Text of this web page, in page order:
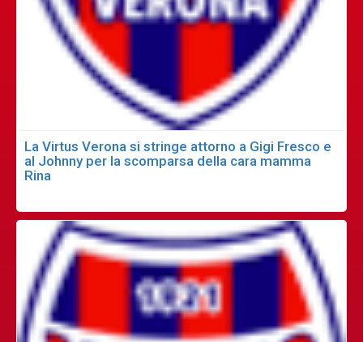
La Virtus Verona si stringe attorno a Gigi Fresco e
al Johnny per la scomparsa della cara mamma
Rina